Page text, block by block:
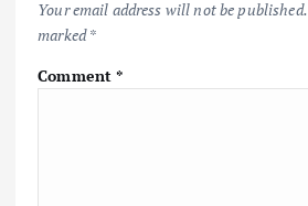
Your email address will not be published.
marked*
Comment*